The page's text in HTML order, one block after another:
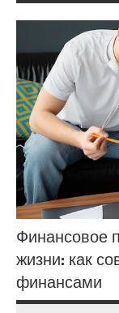
Финансовое
жизни: как
финансами